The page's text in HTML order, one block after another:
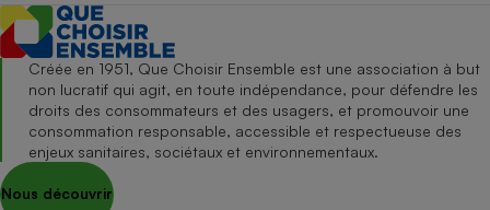
Créée en 1951, Que Choisir Ensemble est une association à but
non lucratif qui agit, en toute indépendance, pour défendre les
droits des consommateurs et des usagers, et promouvoir une
consommation responsable, accessible et respectueuse des
enjeux sanitaires, sociétaux et environnementaux.
Nous découvrir